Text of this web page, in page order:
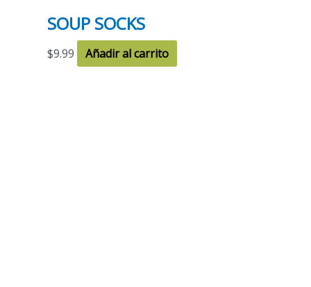
SOUP SOCKS
$9.99 Añadir al carrito